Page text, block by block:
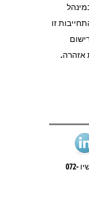
זו
אזהרה.
לשיחה עם יועץ משכנתא התקשרו עכשיו 072-